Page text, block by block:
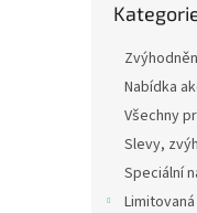
kategorie
Nabídka
Všechny
Slevy,
Speciální